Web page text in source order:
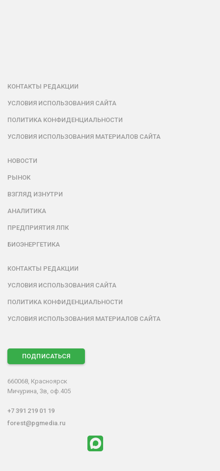
КОНТАКТЫ РЕДАКЦИИ
УСЛОВИЯ ИСПОЛЬЗОВАНИЯ САЙТА
ПОЛИТИКА КОНФИДЕНЦИАЛЬНОСТИ
УСЛОВИЯ ИСПОЛЬЗОВАНИЯ МАТЕРИАЛОВ САЙТА
НОВОСТИ
РЫНОК
ВЗГЛЯД ИЗНУТРИ
АНАЛИТИКА
ПРЕДПРИЯТИЯ ЛПК
БИОЭНЕРГЕТИКА
КОНТАКТЫ РЕДАКЦИИ
УСЛОВИЯ ИСПОЛЬЗОВАНИЯ САЙТА
ПОЛИТИКА КОНФИДЕНЦИАЛЬНОСТИ
УСЛОВИЯ ИСПОЛЬЗОВАНИЯ МАТЕРИАЛОВ САЙТА
ПОДПИСАТЬСЯ
660068, Красноярск
Мичурина, 3в, оф.405
+7 391 219 01 19
forest@pgmedia.ru